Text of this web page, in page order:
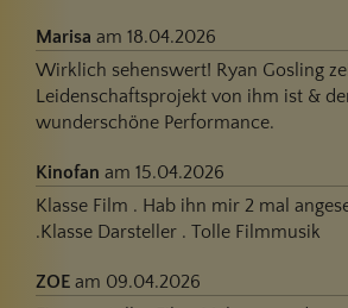
Marisa am 18.04.2026
Wirklich sehenswert! Ryan Gosling
Leidenschaftsprojekt von ihm ist &
wunderschöne Performance.
Kinofan am 15.04.2026
Klasse Film . Hab ihn mir 2 mal
.Klasse Darsteller . Tolle Filmmusik
ZOE am 09.04.2026